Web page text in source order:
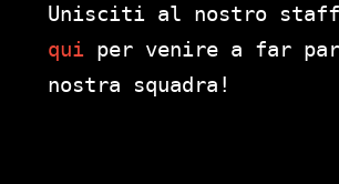
Unisciti al nostro
qui per venire a far
nostra squadra!